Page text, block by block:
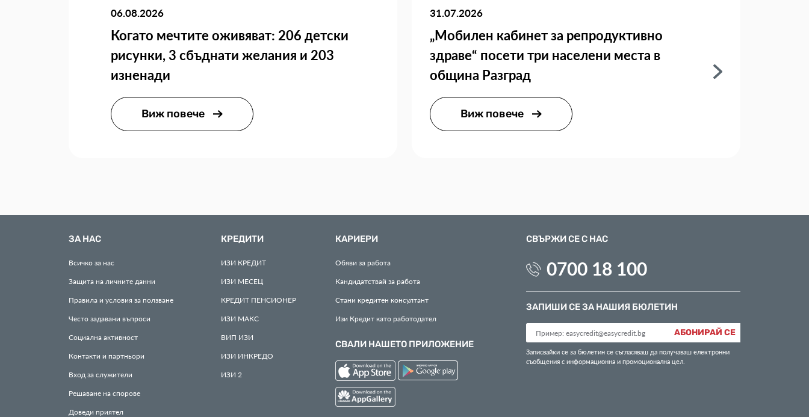
06.08.2026
Когато мечтите оживяват: 206 детски
рисунки, 3 сбъднати желания и 203
изненади
Виж повече
31.07.2026
„Мобилен кабинет за репродуктивно
здраве“ посети три населени места в
община Разград
Виж повече
ЗА НАС
Всичко за нас
Защита на личните данни
Правила и условия за ползване
Често задавани въпроси
Социална активност
Контакти и партньори
Вход за служители
Решаване на спорове
Доведи приятел
КРЕДИТИ
ИЗИ КРЕДИТ
ИЗИ МЕСЕЦ
КРЕДИТ ПЕНСИОНЕР
ИЗИ МАКС
ВИП ИЗИ
ИЗИ ИНКРЕДО
ИЗИ 2
КАРИЕРИ
Обяви за работа
Кандидатствай за работа
Стани кредитен консултант
Изи Кредит като работодател
СВАЛИ НАШЕТО ПРИЛОЖЕНИЕ
СВЪРЖИ СЕ С НАС
0700 18 100
ЗАПИШИ СЕ ЗА НАШИЯ БЮЛЕТИН
АБОНИРАЙ СЕ
Записвайки се за бюлетин се съгласяваш да получаваш електронни
съобщения с информационна и промоционална цел.